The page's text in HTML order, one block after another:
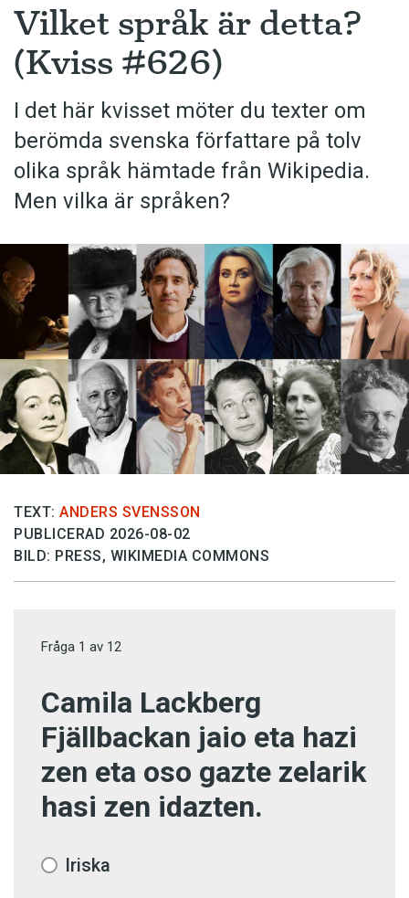
Vilket språk är detta?
(Kviss #626)
I det här kvisset möter du texter om
berömda svenska författare på tolv
olika språk hämtade från Wikipedia.
Men vilka är språken?
TEXT: ANDERS SVENSSON
PUBLICERAD 2026-08-02
BILD: PRESS, WIKIMEDIA COMMONS
Fråga 1 av 12
Camila Lackberg
Fjällbackan jaio eta hazi
zen eta oso gazte zelarik
hasi zen idazten.
Iriska